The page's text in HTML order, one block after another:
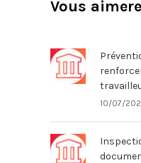
Vous
10/07/